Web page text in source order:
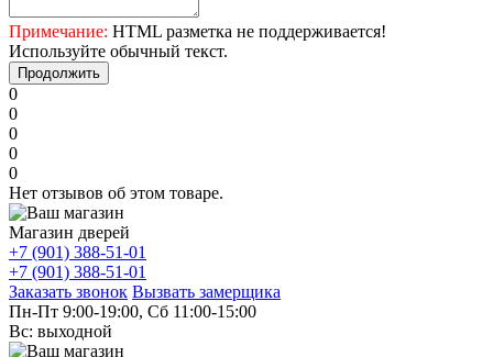
Примечание: HTML разметка не поддерживается!
Используйте обычный текст.
Продолжить
0
0
0
0
0
Нет отзывов об этом товаре.
Магазин дверей
+7 (901) 388-51-01
+7 (901) 388-51-01
Заказать звонок Вызвать замерщика
Пн-Пт 9:00-19:00, Сб 11:00-15:00
Вс: выходной